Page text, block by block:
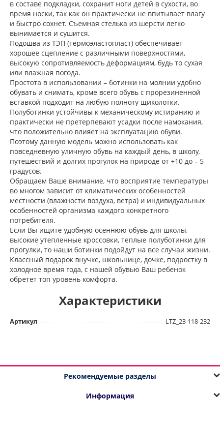
в составе подкладки, сохранит ноги детей в сухости, во
время носки, так как он практически не впитывает влагу
и быстро сохнет. Съемная стелька из шерсти легко
вынимается и сушится.
Подошва из ТЭП (термоэластопласт) обеспечивает
хорошее сцепление с различными поверхностями,
высокую сопротивляемость деформациям, будь то сухая
или влажная погода.
Простота в использовании – ботинки на молнии удобно
обувать и снимать, кроме всего обувь с прорезиненной
вставкой подходит на любую полноту щиколотки.
Полуботинки устойчивы к механическому истиранию и
практически не претерпевают усадки после намокания,
что положительно влияет на эксплуатацию обуви.
Поэтому данную модель можно использовать как
повседневную уличную обувь на каждый день, в школу,
путешествий и долгих прогулок на природе от +10 до – 5
градусов.
Обращаем Ваше внимание, что восприятие температуры
во многом зависит от климатических особенностей
местности (влажности воздуха, ветра) и индивидуальных
особенностей организма каждого конкретного
потребителя.
Если Вы ищите удобную осеннюю обувь для школы,
высокие утепленные кроссовки, теплые полуботинки для
прогулки, то наши ботинки подойдут на все случаи жизни.
Классный подарок внучке, школьнице, дочке, подростку в
холодное время года, с нашей обувью Ваш ребенок
обретет топ уровень комфорта.
Характеристики
Артикул LTZ_23-118-232
Рекомендуемые разделы
Информация